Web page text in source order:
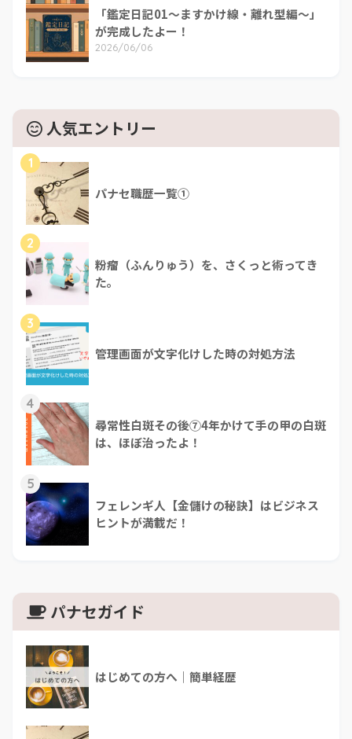
「鑑定日記01～ますかけ線・離れ型編～」
が完成したよー！
2026/06/06
人気エントリー
1
パナセ職歴一覧①
2
粉瘤（ふんりゅう）を、さくっと術ってき
た。
3
管理画面が文字化けした時の対処方法
4
尋常性白斑その後⑦4年かけて手の甲の白斑
は、ほぼ治ったよ！
5
フェレンギ人【金儲けの秘訣】はビジネス
ヒントが満載だ！
パナセガイド
はじめての方へ｜簡単経歴